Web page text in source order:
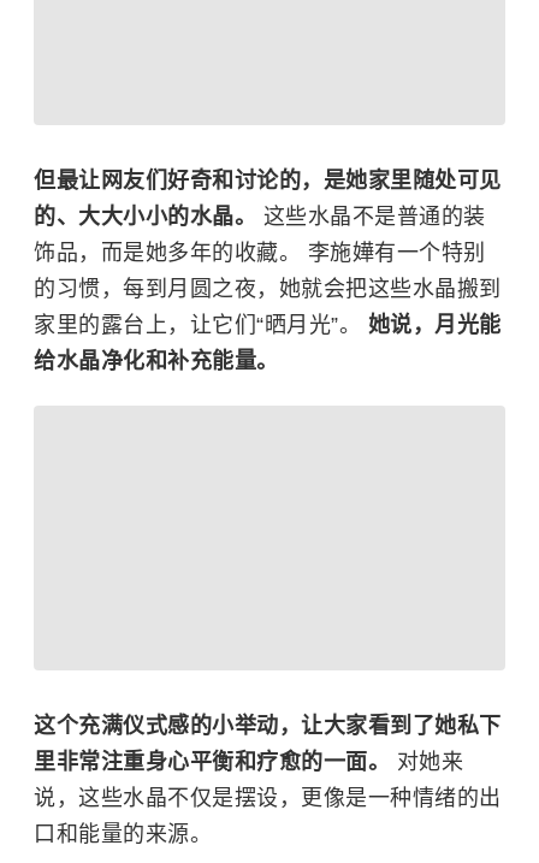
但最让网友们好奇和讨论的，是她家里随处可见
的、大大小小的水晶。 这些水晶不是普通的装
饰品，而是她多年的收藏。 李施嬅有一个特别
的习惯，每到月圆之夜，她就会把这些水晶搬到
家里的露台上，让它们“晒月光”。 她说，月光能
给水晶净化和补充能量。
这个充满仪式感的小举动，让大家看到了她私下
里非常注重身心平衡和疗愈的一面。 对她来
说，这些水晶不仅是摆设，更像是一种情绪的出
口和能量的来源。